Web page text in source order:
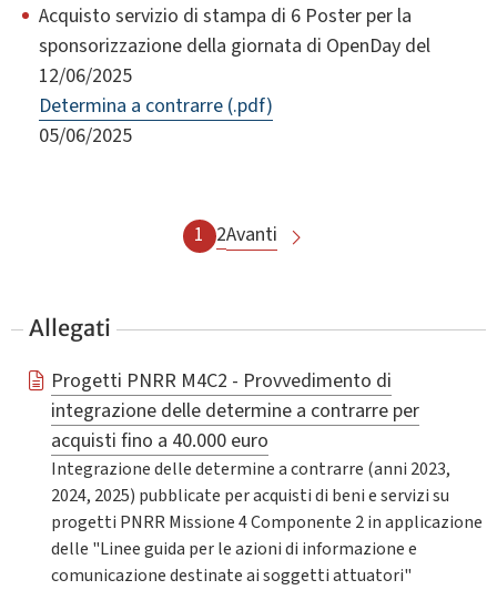
Acquisto servizio di stampa di 6 Poster per la
sponsorizzazione della giornata di OpenDay del
12/06/2025
Determina a contrarre (.pdf)
05/06/2025
1 2Avanti
Allegati
Progetti PNRR M4C2 - Provvedimento di
integrazione delle determine a contrarre per
acquisti fino a 40.000 euro
Integrazione delle determine a contrarre (anni 2023,
2024, 2025) pubblicate per acquisti di beni e servizi su
progetti PNRR Missione 4 Componente 2 in applicazione
delle "Linee guida per le azioni di informazione e
comunicazione destinate ai soggetti attuatori"